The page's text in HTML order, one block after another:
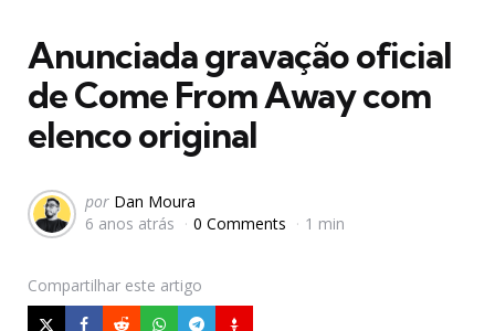
Anunciada gravação oficial
de Come From Away com
elenco original
Postado
por
por Dan Moura
6 anos atrás
0 Comments 1 min
Compartilhar este artigo